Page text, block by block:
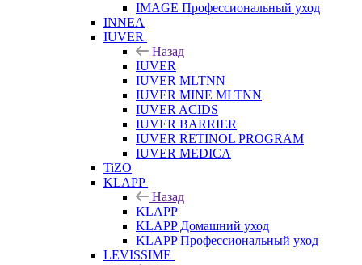
IMAGE Профессиональный уход
INNEA
IUVER
Назад
IUVER
IUVER MLTNN
IUVER MINE MLTNN
IUVER ACIDS
IUVER BARRIER
IUVER RETINOL PROGRAM
IUVER MEDICA
TiZO
KLAPP
Назад
KLAPP
KLAPP Домашний уход
KLAPP Профессиональный уход
LEVISSIME